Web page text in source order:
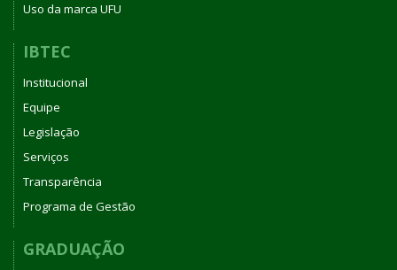
Uso da marca UFU
IBTEC
Institucional
Equipe
Legislação
Serviços
Transparência
Programa de Gestão
GRADUAÇÃO